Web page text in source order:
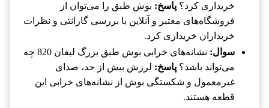
خریداری کرد؟ پاسخ: بوش طبق را می‌توان از
فروشگاه‌های معتبر و آنلاین با بررسی گارانتی و نظرات
خریداران خریداری کرد.
سوال:
نشانه‌های خرابی بوش طبق بزرگ لیفان 820 چه
می‌تواند باشد؟ پاسخ: لرزش بیش از حد، صدای
غیرمعمول و شکستگی بوش از نشانه‌های خرابی این
قطعه هستند.